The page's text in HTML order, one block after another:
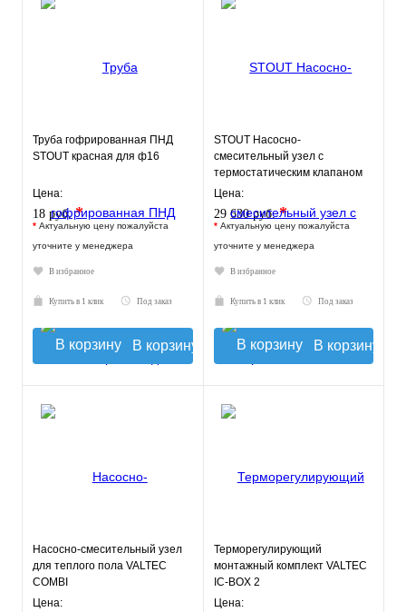
Труба гофрированная ПНД
STOUT красная для ф16
Цена:
18 руб.*
* Актуальную цену пожалуйста
уточните у менеджера
В избранное
Купить в 1 клик Под заказ
В корзину
STOUT Насосно-
смесительный узел с
термостатическим клапаном
30-60°C, с насосом UPSO 25-
Цена:
29 630 руб.*
* Актуальную цену пожалуйста
уточните у менеджера
В избранное
Купить в 1 клик Под заказ
В корзину
Насосно-смесительный узел
для теплого пола VALTEC
COMBI
Цена:
Терморегулирующий
монтажный комплект VALTEC
IC-BOX 2
Цена: